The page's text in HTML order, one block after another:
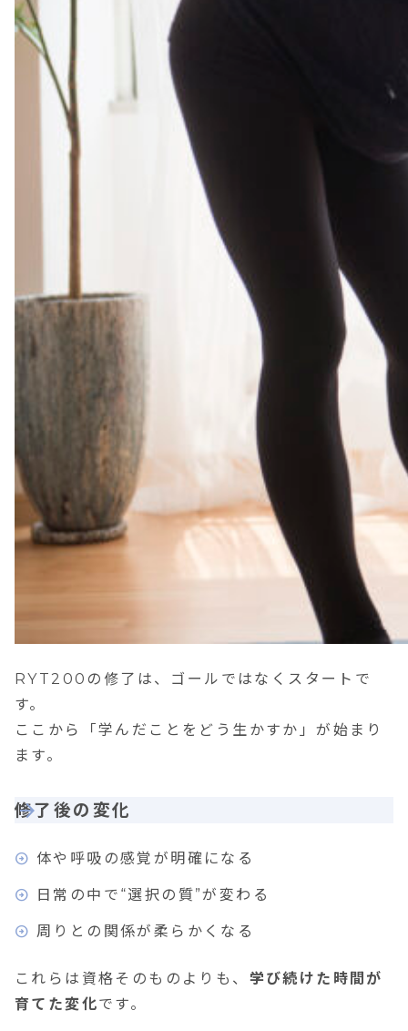
RYT200の修了は、ゴールではなくスタートで
す。
ここから「学んだことをどう生かすか」が始まり
ます。
修了後の変化
体や呼吸の感覚が明確になる
日常の中で“選択の質”が変わる
周りとの関係が柔らかくなる
これらは資格そのものよりも、 学び続けた時間が
育てた変化です。